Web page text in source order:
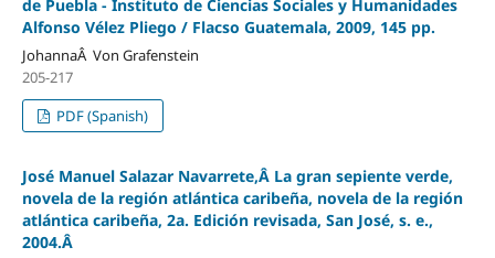
de Puebla - Instituto de Ciencias Sociales y Humanidades
Alfonso Vélez Pliego / Flacso Guatemala, 2009, 145 pp.
JohannaÂ Von Grafenstein
205-217
PDF (Spanish)
José Manuel Salazar Navarrete,Â La gran sepiente verde,
novela de la región atlántica caribeña, novela de la región
atlántica caribeña, 2a. Edición revisada, San José, s. e.,
2004.Â